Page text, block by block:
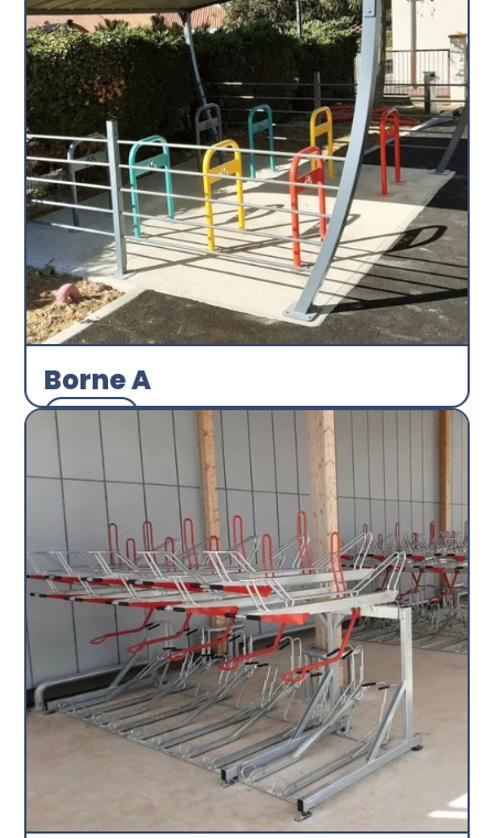
Découvrir
Borne A
Arceau
Abri plus
Découvrir